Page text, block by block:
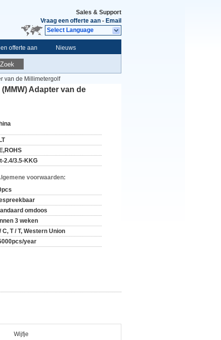
Sales & Support
Vraag een offerte aan - Email
Select Language
offerte aan Nieuws
Zoek
van de Millimetergolf
Adapter van de
2.4/3.5-KKG
voorwaarden:
omdoos
3 weken
C, T / T, Western Union
year
Wijfje